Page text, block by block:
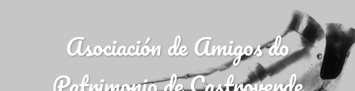
Asociación de Amigos do